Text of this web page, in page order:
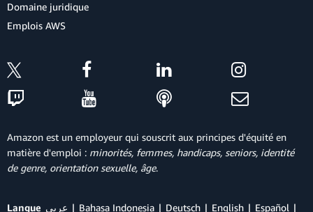
Domaine juridique
Emplois AWS
Amazon est un employeur qui souscrit aux principes d'équité en
matière d'emploi : minorités, femmes, handicaps, seniors, identité
de genre, orientation sexuelle, âge.
Langue عربي Bahasa Indonesia Deutsch English Español